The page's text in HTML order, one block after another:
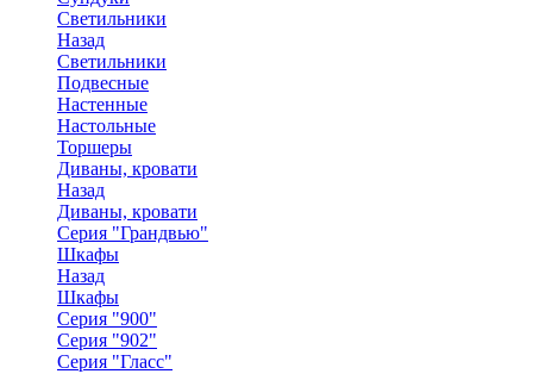
Светильники
Назад
Светильники
Подвесные
Настенные
Настольные
Торшеры
Диваны, кровати
Назад
Диваны, кровати
Серия "Грандвью"
Шкафы
Назад
Шкафы
Серия "900"
Серия "902"
Серия "Гласс"